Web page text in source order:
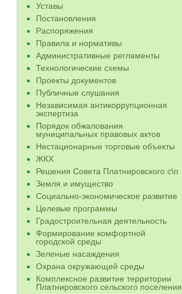
Уставы
Постановления
Распоряжения
Правила и нормативы
Административные регламенты
Технологические схемы
Проекты документов
Публичные слушания
Независимая антикоррупционная
экспертиза
Порядок обжалования
муниципальных правовых актов
Нестационарные торговые объекты
ЖКХ
Решения Совета Платнировского с\п
Земля и имущество
Социально-экономическое развитие
Целевые программы
Градостроительная деятельность
Формирование комфортной
городской среды
Зеленые насаждения
Охрана окружающей среды
Комплексное развитие территории
Платнировского сельского поселения